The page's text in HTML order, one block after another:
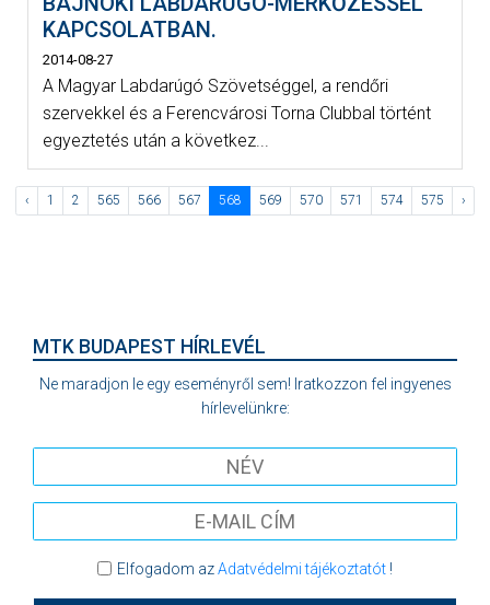
KAPCSOLATBAN.
2014-08-27
A Magyar Labdarúgó Szövetséggel, a rendőri
szervekkel és a Ferencvárosi Torna Clubbal történt
egyeztetés után a következ...
‹ 1 2 565 566 567 568 569 570 571 574 575 ›
MTK BUDAPEST HÍRLEVÉL
Ne maradjon le egy eseményről sem! Iratkozzon fel ingyenes
hírlevelünkre:
Elfogadom azAdatvédelmi tájékoztatót!